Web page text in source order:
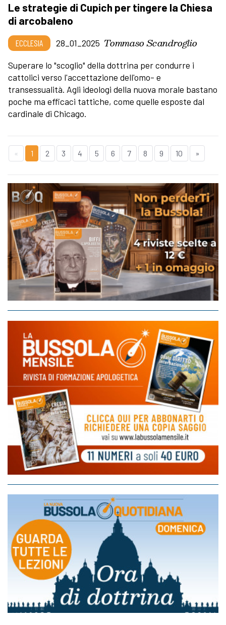
Le strategie di Cupich per tingere la Chiesa
di arcobaleno
ECCLESIA 28_01_2025 Tommaso Scandroglio
Superare lo "scoglio" della dottrina per condurre i
cattolici verso l'accettazione dell'omo- e
transessualità. Agli ideologi della nuova morale bastano
poche ma efficaci tattiche, come quelle esposte dal
cardinale di Chicago.
« 1 2 3 4 5 6 7 8 9 10 »